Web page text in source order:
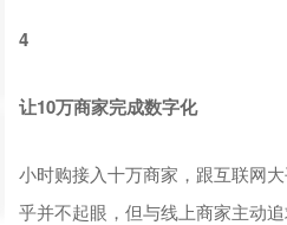
4
让10万商家完成数字化
小时购接入十万商家，跟互联网
乎并不起眼，但与线上商家主动